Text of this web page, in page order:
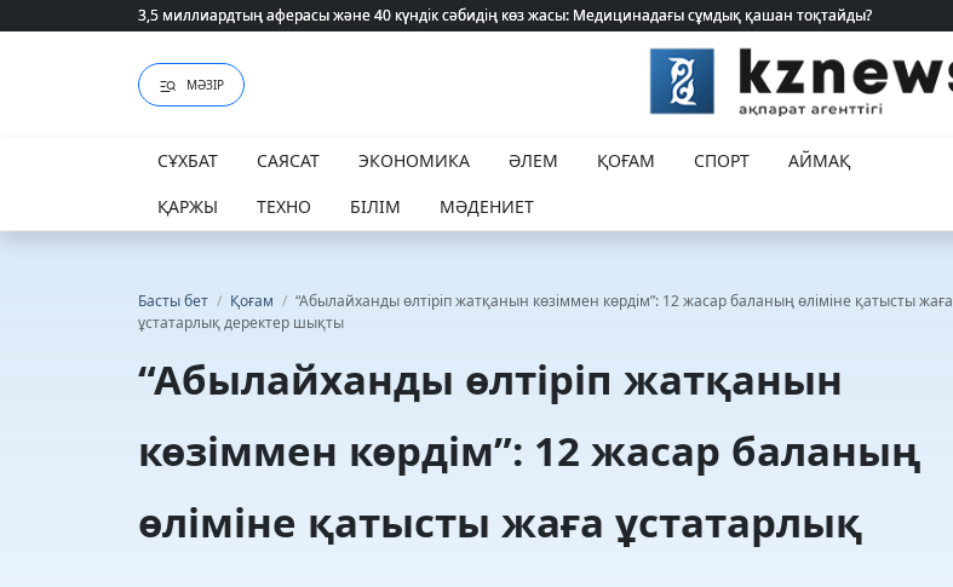
3,5 миллиардтың аферасы және 40 күндік сәбидің көз жасы: Медицинадағы сұмдық қашан тоқтайды?
3,5 миллиардтың аферасы және 40 күндік сәбидің көз жасы: Медицинадағы сұмдық қашан тоқтайды?
МӘЗІР
СҰХБАТ САЯСАТ ЭКОНОМИКА ӘЛЕМ ҚОҒАМ СПОРТ
АЙМАҚ
ҚАРЖЫ
ТЕХНО БІЛІМ МӘДЕНИЕТ
Басты бет / Қоғам / “Абылайханды өлтіріп жатқанын көзіммен көрдім”: 12 жасар баланың өліміне қатысты жаға
ұстатарлық деректер шықты
“Абылайханды өлтіріп жатқанын
көзіммен көрдім”: 12 жасар баланың
өліміне қатысты жаға ұстатарлық